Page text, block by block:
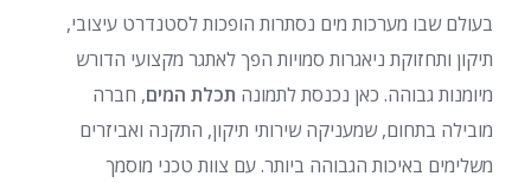
בעולם שבו מערכות מים נסתרות הופכות לסטנדרט עיצובי,
תיקון ותחזוקת ניאגרות סמויות הפך לאתגר מקצועי הדורש
מיומנות גבוהה. כאן נכנסת לתמונה תכלת המים, חברה
מובילה בתחום, שמעניקה שירותי תיקון, התקנה ואביזרים
משלימים באיכות הגבוהה ביותר. עם צוות טכני מוסמך